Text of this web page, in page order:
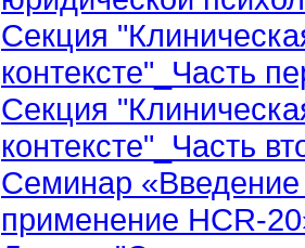
Секция
контексте"_Часть
Секция
контексте"_Часть
Семинар «Введение
применение HCR-